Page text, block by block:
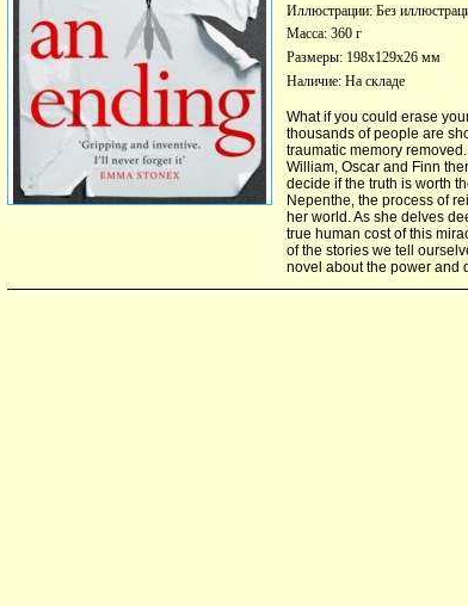
Иллюстрации: Без
Масса: 360 г
Размеры: 198x129x26 мм
Наличие: На складе
What if you could erase
thousands of people are
traumatic memory
William, Oscar and Finn
decide if the truth is worth
Nepenthe, the process of
her world. As she delves
true human cost of this
of the stories we tell
novel about the power and